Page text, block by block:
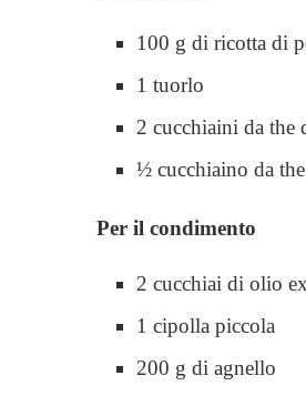
100 g di ricotta di
1 tuorlo
2 cucchiaini da the
½ cucchiaino da
Per il condimento
2 cucchiai di olio
1 cipolla piccola
200 g di agnello